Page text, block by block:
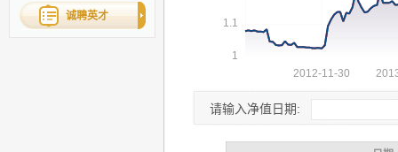
诚聘英才
请输入净值日期: